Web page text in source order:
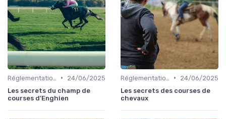
•
24/06/2025
Les secrets du champ de
courses d'Enghien
•
24/06/2025
Les secrets des courses de
chevaux